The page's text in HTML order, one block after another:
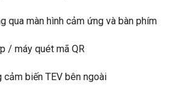
qua màn hình cảm ứng và bàn phím
/ máy quét mã QR
biến TEV bên ngoài